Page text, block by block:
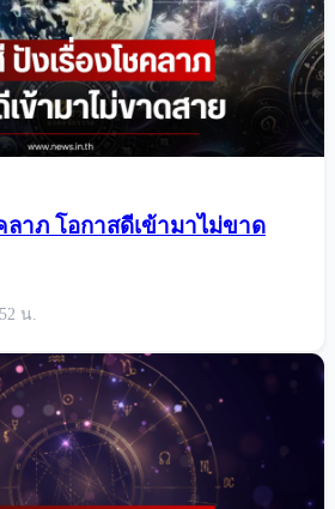
ลาภ โอกาสดีเข้ามาไม่ขาด
น.